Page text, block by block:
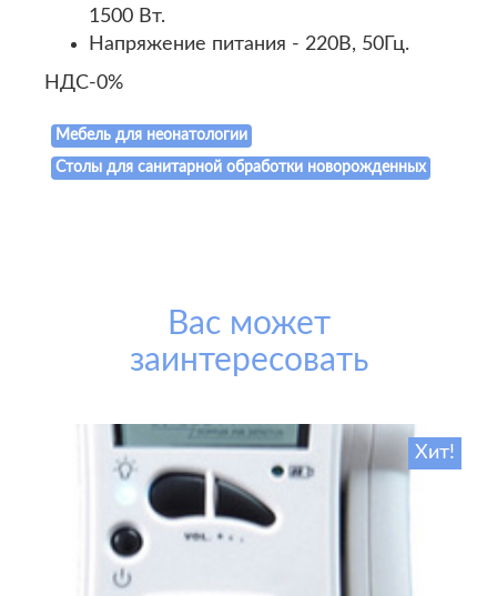
1500 Вт.
Напряжение питания - 220В, 50Гц.
НДС-0%
Мебель для неонатологии
Столы для санитарной обработки новорожденных
Вас может
заинтересовать
Хит!